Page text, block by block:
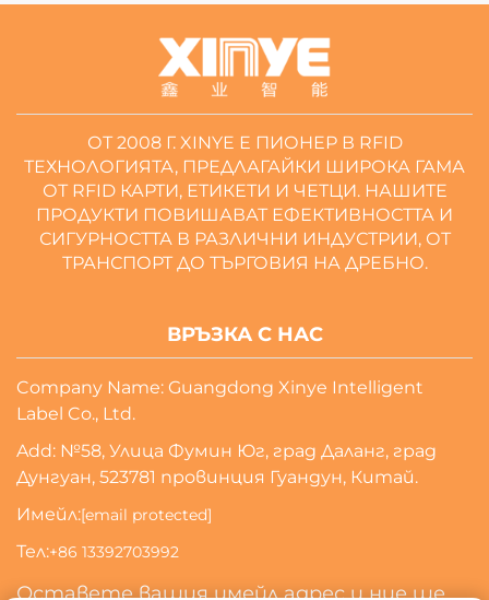
ОТ 2008 Г. XINYE Е ПИОНЕР В RFID
ТЕХНОЛОГИЯТА, ПРЕДЛАГАЙКИ ШИРОКА ГАМА
ОТ RFID КАРТИ, ЕТИКЕТИ И ЧЕТЦИ. НАШИТЕ
ПРОДУКТИ ПОВИШАВАТ ЕФЕКТИВНОСТТА И
СИГУРНОСТТА В РАЗЛИЧНИ ИНДУСТРИИ, ОТ
ТРАНСПОРТ ДО ТЪРГОВИЯ НА ДРЕБНО.
ВРЪЗКА С НАС
Company Name: Guangdong Xinye Intelligent
Label Co., Ltd.
Add: №58, Улица Фумин Юг, град Даланг, град
Дунгуан, 523781 провинция Гуандун, Китай.
Имейл:[email protected]
Тел:+86 13392703992
Оставете вашия имейл адрес и ние ще